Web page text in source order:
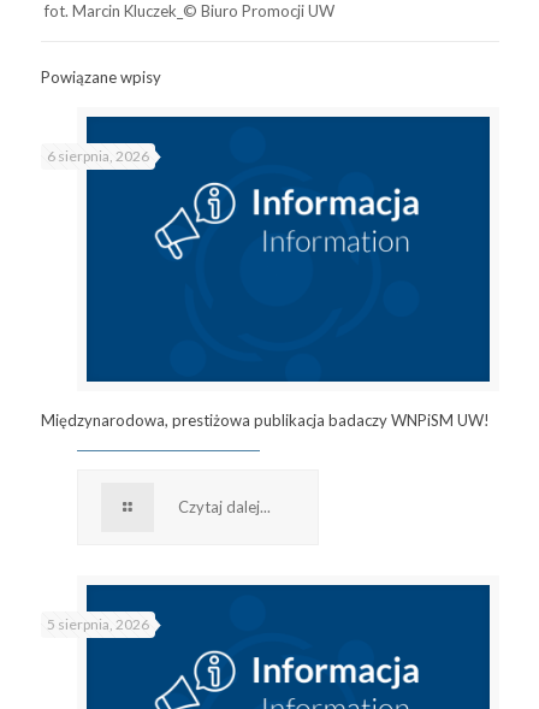
fot. Marcin Kluczek_© Biuro Promocji UW
Powiązane wpisy
6 sierpnia, 2026
Międzynarodowa, prestiżowa publikacja badaczy WNPiSM UW!
Czytaj dalej...
5 sierpnia, 2026